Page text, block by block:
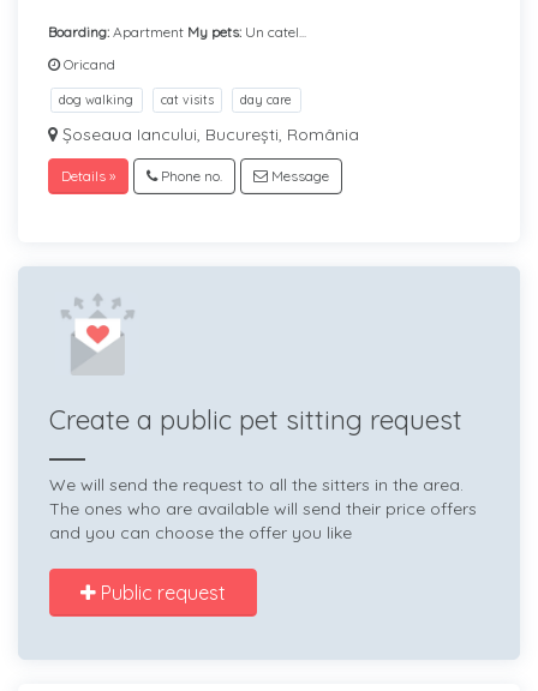
Boarding: Apartment My pets: Un catel...
Oricand
dog walking cat visits day care
Șoseaua Iancului, București, România
Details » Phone no. Message
Create a public pet sitting request
We will send the request to all the sitters in the area.
The ones who are available will send their price offers
and you can choose the offer you like
Public request